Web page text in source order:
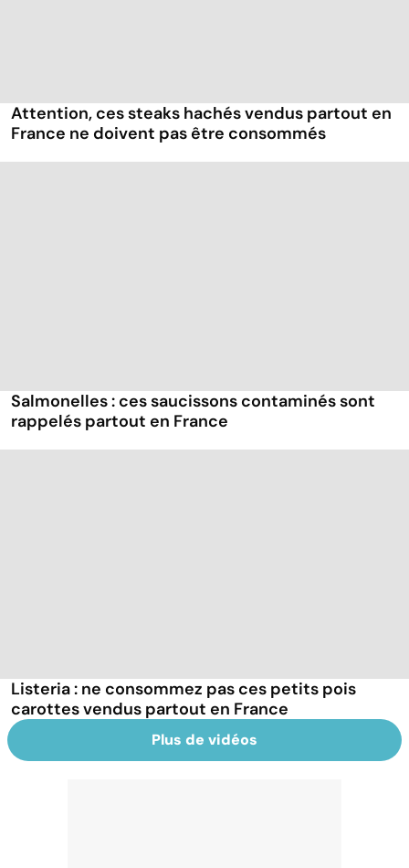
Attention, ces steaks hachés vendus partout en
France ne doivent pas être consommés
Salmonelles : ces saucissons contaminés sont
rappelés partout en France
Listeria : ne consommez pas ces petits pois
carottes vendus partout en France
Plus de vidéos